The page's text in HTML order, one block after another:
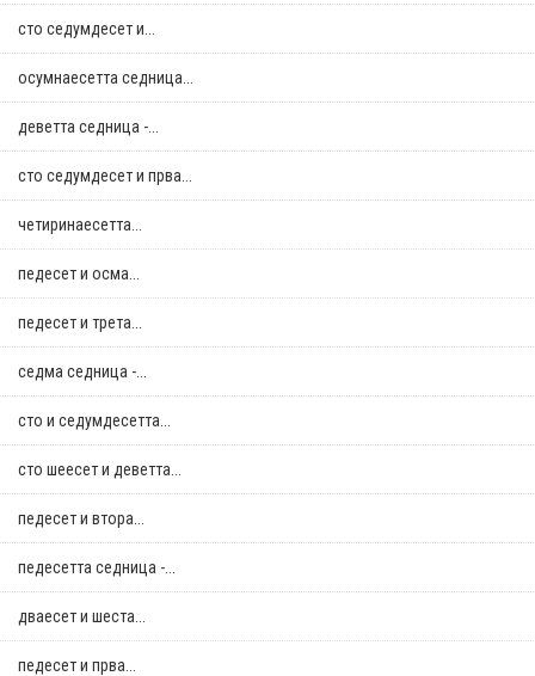
сто седумдесет и...
осумнaесетта седница...
деветта седница -...
сто седумдесет и прва...
четиринаесетта...
педесет и осма...
педесет и трета...
седма седница -...
сто и седумдесетта...
сто шеесет и деветта...
педесет и втора...
педесетта седница -...
дваесет и шеста...
педесет и прва...